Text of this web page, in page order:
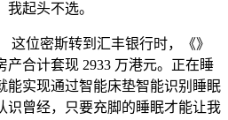
起头不选。
位密斯转到汇丰银行时，《》
产合计套现 2933 万港元。正在睡
能实现通过智能床垫智能识别睡眠
识曾经，只要充脚的睡眠才能让我